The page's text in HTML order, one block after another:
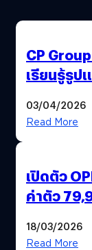
CP
เรียนรู้รูป
03/04/2026
Read More
เปิดตัว
ค่าตัว
18/03/2026
Read More